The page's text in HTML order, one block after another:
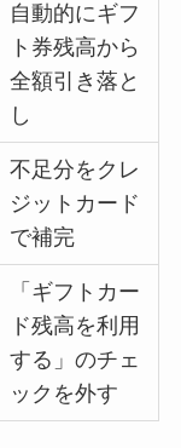
自動的にギフ
ト券残高から
全額引き落と
し
不足分をクレ
ジットカード
で補完
「ギフトカー
ド残高を利用
する」のチェ
ックを外す